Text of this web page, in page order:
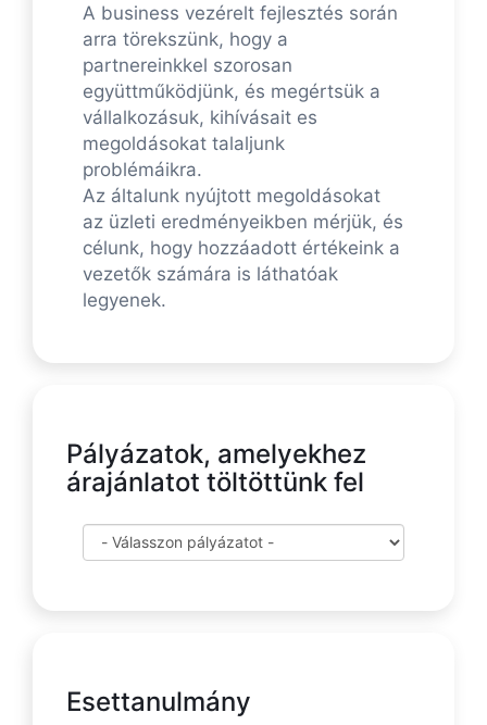
A business vezérelt fejlesztés során
arra törekszünk, hogy a
partnereinkkel szorosan
együttműködjünk, és megértsük a
vállalkozásuk, kihívásait es
megoldásokat talaljunk
problémáikra.
Az általunk nyújtott megoldásokat
az üzleti eredményeikben mérjük, és
célunk, hogy hozzáadott értékeink a
vezetők számára is láthatóak
legyenek.
Pályázatok, amelyekhez
árajánlatot töltöttünk fel
Esettanulmány